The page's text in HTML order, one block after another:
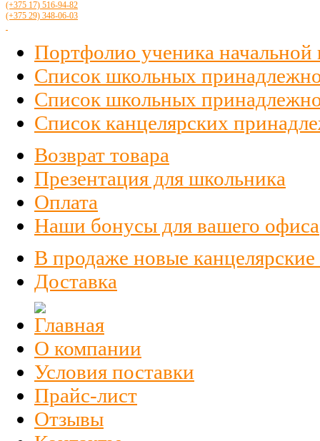
(+375 17) 516-94-82
(+375 29) 348-06-03
Портфолио ученика
Список школьных
Список школьных
Список канцелярских
Возврат товара
Презентация для школьника
Оплата
Наши бонусы для вашего офиса
В продаже новые
Доставка
О компании
Условия поставки
Прайс-лист
Отзывы